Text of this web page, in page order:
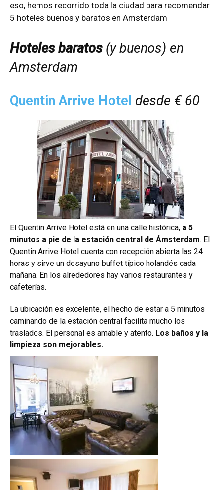
eso, hemos recorrido toda la ciudad para recomendar
5 hoteles buenos y baratos en Amsterdam
Hoteles baratos(y buenos) en
Amsterdam
Quentin Arrive Hotel desde € 60
El Quentin Arrive Hotel está en una calle histórica, a 5
minutos a pie de la estación central de Ámsterdam. El
Quentin Arrive Hotel cuenta con recepción abierta las 24
horas y sirve un desayuno buffet típico holandés cada
mañana. En los alrededores hay varios restaurantes y
cafeterías.
La ubicación es excelente, el hecho de estar a 5 minutos
caminando de la estación central facilita mucho los
traslados. El personal es amable y atento. Los baños y la
limpieza son mejorables.